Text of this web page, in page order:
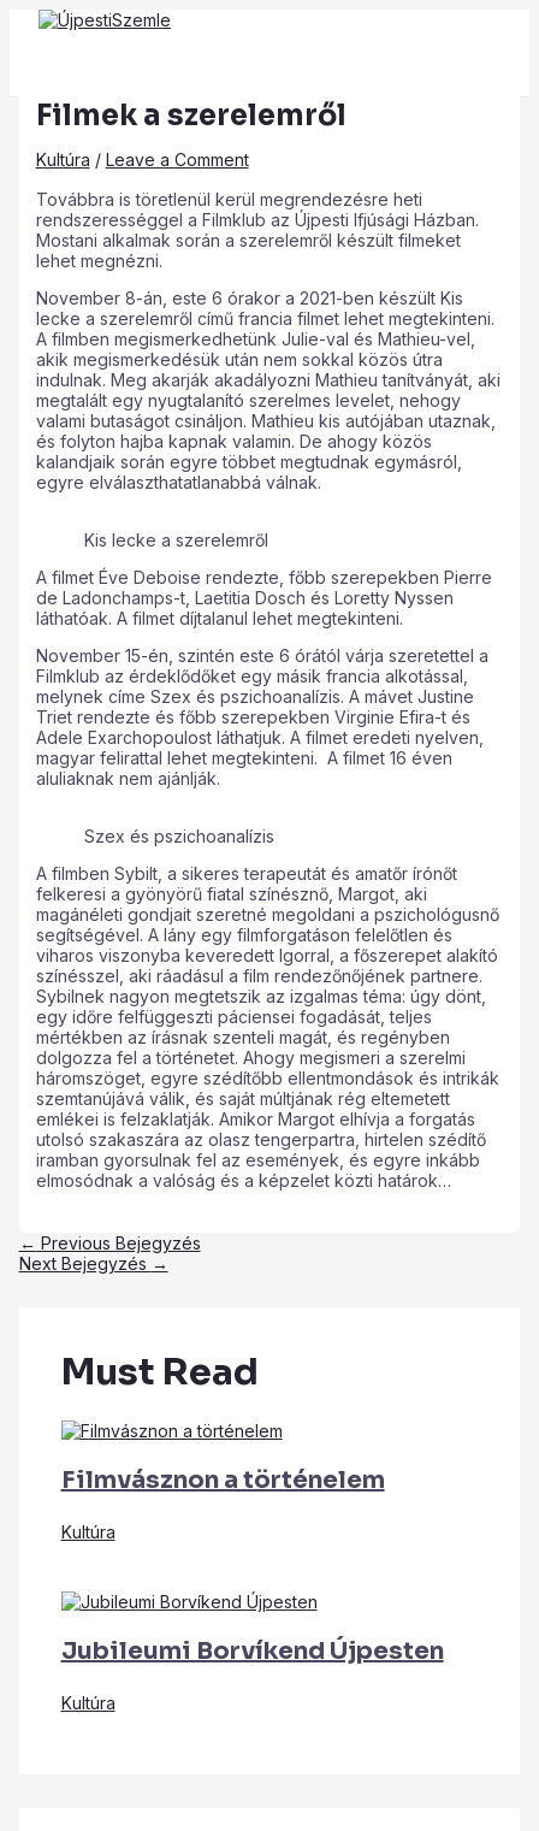
Skip
Main
Menu
Filmek a szerelemről
Kultúra / Leave a Comment
Továbbra is töretlenül kerül megrendezésre heti
rendszerességgel a Filmklub az Újpesti Ifjúsági Házban.
Mostani alkalmak során a szerelemről készült filmeket
lehet megnézni.
November 8-án, este 6 órakor a 2021-ben készült Kis
lecke a szerelemről című francia filmet lehet megtekinteni.
A filmben megismerkedhetünk Julie-val és Mathieu-vel,
akik megismerkedésük után nem sokkal közös útra
indulnak. Meg akarják akadályozni Mathieu tanítványát, aki
megtalált egy nyugtalanító szerelmes levelet, nehogy
valami butaságot csináljon. Mathieu kis autójában utaznak,
és folyton hajba kapnak valamin. De ahogy közös
kalandjaik során egyre többet megtudnak egymásról,
egyre elválaszthatatlanabbá válnak.
Kis lecke a szerelemről
A filmet Éve Deboise rendezte, főbb szerepekben Pierre
de Ladonchamps-t, Laetitia Dosch és Loretty Nyssen
láthatóak. A filmet díjtalanul lehet megtekinteni.
November 15-én, szintén este 6 órától várja szeretettel a
Filmklub az érdeklődőket egy másik francia alkotással,
melynek címe Szex és pszichoanalízis. A mávet Justine
Triet rendezte és főbb szerepekben Virginie Efira-t és
Adele Exarchopoulost láthatjuk. A filmet eredeti nyelven,
magyar felirattal lehet megtekinteni. A filmet 16 éven
aluliaknak nem ajánlják.
Szex és pszichoanalízis
A filmben Sybilt, a sikeres terapeutát és amatőr írónőt
felkeresi a gyönyörű fiatal színésznő, Margot, aki
magánéleti gondjait szeretné megoldani a pszichológusnő
segítségével. A lány egy filmforgatáson felelőtlen és
viharos viszonyba keveredett Igorral, a főszerepet alakító
színésszel, aki ráadásul a film rendezőnőjének partnere.
Sybilnek nagyon megtetszik az izgalmas téma: úgy dönt,
egy időre felfüggeszti páciensei fogadását, teljes
mértékben az írásnak szenteli magát, és regényben
dolgozza fel a történetet. Ahogy megismeri a szerelmi
háromszöget, egyre szédítőbb ellentmondások és intrikák
szemtanújává válik, és saját múltjának rég eltemetett
emlékei is felzaklatják. Amikor Margot elhívja a forgatás
utolsó szakaszára az olasz tengerpartra, hirtelen szédítő
iramban gyorsulnak fel az események, és egyre inkább
elmosódnak a valóság és a képzelet közti határok…
Post
navigation
← Previous Bejegyzés
Next Bejegyzés →
Must Read
Filmvásznon a történelem
Kultúra
Jubileumi Borvíkend Újpesten
Kultúra
Type
here..
Name*
Email*
Website